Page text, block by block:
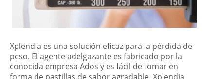
Xplendia es una solución eficaz para la pérdida de
peso. El agente adelgazante es fabricado por la
conocida empresa Ados y es fácil de tomar en
forma de pastillas de sabor agradable. Xplendia